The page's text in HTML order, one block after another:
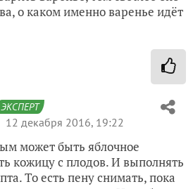
о каком именно варенье идёт
ЭКСПЕРТ
12 декабря 2016, 19:22
может быть яблочное
кожицу с плодов. И выполнять
То есть пену снимать, пока